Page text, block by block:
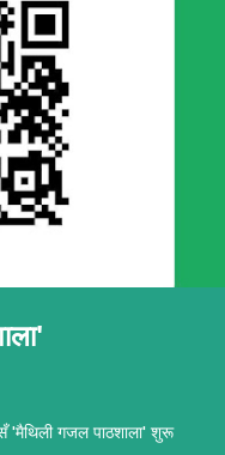
'मैथिली गजल पाठशाला' शुरू